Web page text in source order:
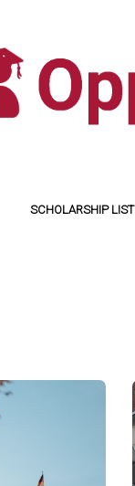
SCHOLARSHIP LIST